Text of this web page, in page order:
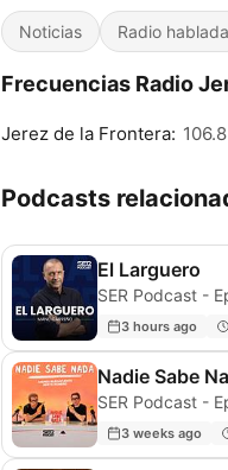
Noticias Radio hablada
Frecuencias Radio
Jerez de la Frontera:
Podcasts
El Larguero
SER Podcast -
3 hours ago
Nadie Sabe
SER Podcast -
3 weeks ago